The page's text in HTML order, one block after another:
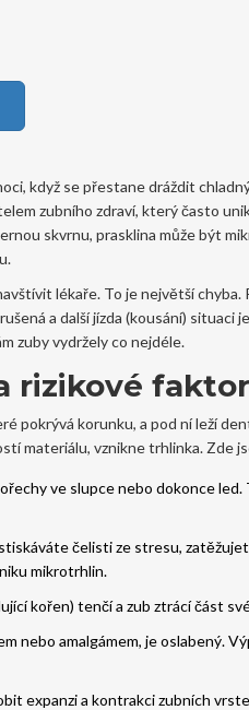
když se přestane dráždit
zubního zdraví, který často
skvrnu, prasklina může být
lékaře. To je největší chyba.
a další jízda (kousání) situaci
zuby vydržely co nejdéle.
rizikové
pokrývá korunku, a pod ní leží
materiálu, vznikne trhlinka. Zde
ve slupce nebo dokonce
čelisti ze stresu,
mikrotrhlin.
kořen) tenčí a zub ztrácí část
nebo amalgámem, je oslabený.
expanzi a kontrakci zubních